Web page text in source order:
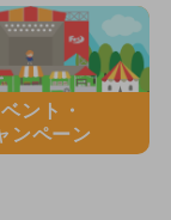
ント・
ンペーン